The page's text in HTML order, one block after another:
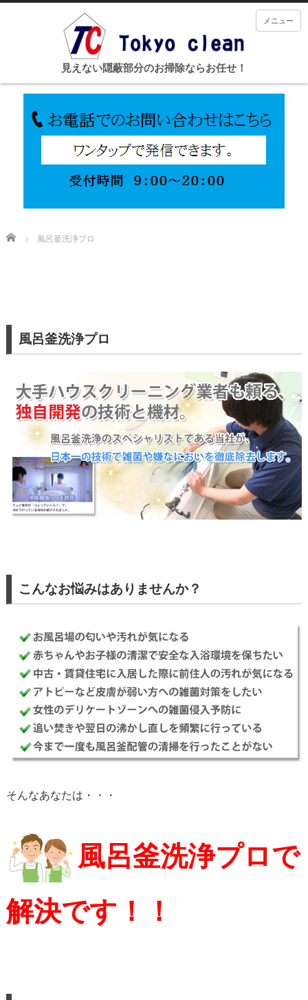
見えない隠蔽部分のお掃除ならお任せ！
メニュー
Home 風呂釜洗浄プロ
風呂釜洗浄プロ
こんなお悩みはありませんか？
そんなあなたは・・・
風呂釜洗浄プロで
解決です！！